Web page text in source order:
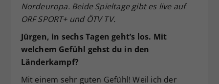
Nordeuropa. Beide Spieltage gibt es live auf
ORF SPORT+ und ÖTV TV.
Jürgen, in sechs Tagen geht’s los. Mit
welchem Gefühl gehst du in den
Länderkampf?
Mit einem sehr guten Gefühl! Weil ich der